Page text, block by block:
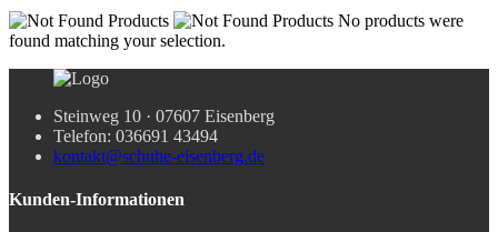
No products were
found matching your selection.
Steinweg 10 · 07607 Eisenberg
Telefon: 036691 43494
kontakt@schuhe-eisenberg.de
Kunden-Informationen